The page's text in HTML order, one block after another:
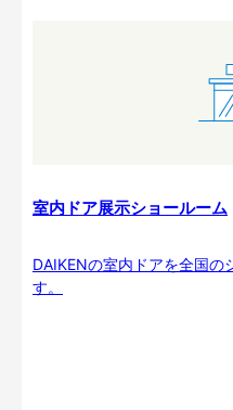
室内ドア展示ショールーム
DAIKENの室内ドアを全国の
す。